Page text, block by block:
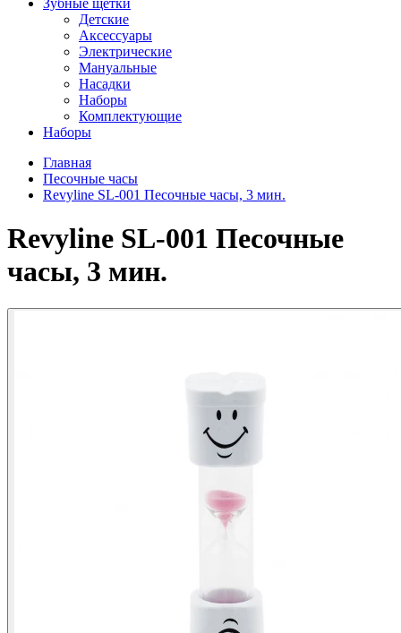
Зубные щетки
Детские
Аксессуары
Электрические
Мануальные
Насадки
Наборы
Комплектующие
Наборы
Главная
Песочные часы
Revyline SL-001 Песочные часы, 3 мин.
Revyline SL-001 Песочные
часы, 3 мин.